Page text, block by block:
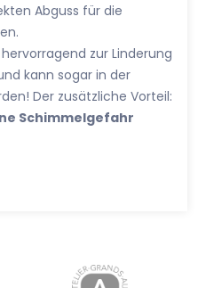
Abguss für die
zur Linderung
kann sogar in der
Der zusätzliche Vorteil:
Schimmelgefahr